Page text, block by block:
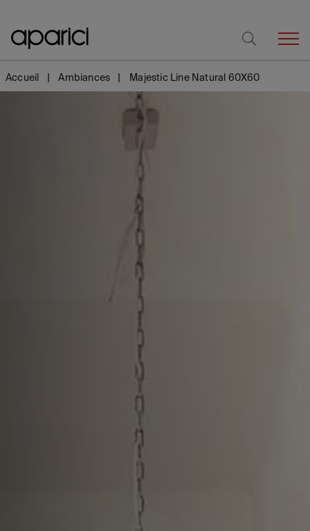
Accueil Ambiances Majestic Line Natural 60X60